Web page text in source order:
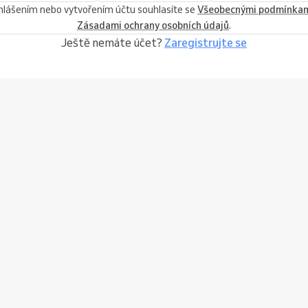
nebo vytvořením účtu souhlasíte se Všeobecnými
Zásadami ochrany osobních údajů.
Ještě nemáte účet? Zaregistrujte se